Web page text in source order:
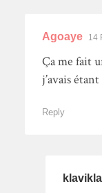
Agoaye 14
Ça me fait
j’avais
Reply